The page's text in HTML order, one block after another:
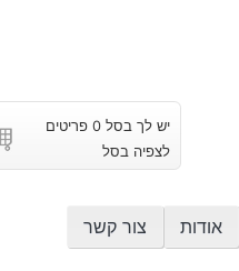
יש לך בסל 0 פריטים
לצפיה בסל
אודות צור קשר